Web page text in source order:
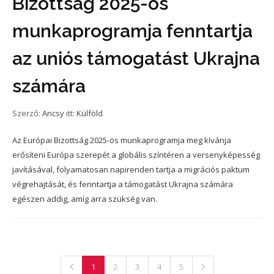
munkaprogramja fenntartja
az uniós támogatást Ukrajna
számára
Szerző: Ancsy itt: Külföld
Az Európai Bizottság 2025-ös munkaprogramja meg kívánja
erősíteni Európa szerepét a globális színtéren a versenyképesség
javításával, folyamatosan napirenden tartja a migrációs paktum
végrehajtását, és fenntartja a támogatást Ukrajna számára
egészen addig, amíg arra szükség van.
1 2 3 4 5